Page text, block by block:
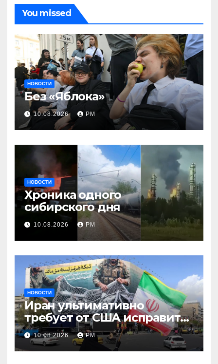
You missed
НОВОСТИ
Без «Яблока»
10.08.2026 РМ
НОВОСТИ
Хроника одного
сибирского дня
10.08.2026 РМ
НОВОСТИ
Иран ультимативно
требует от США исправить
поведение
10.08.2026 РМ